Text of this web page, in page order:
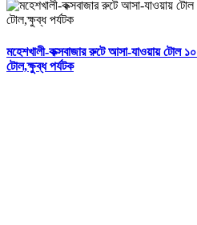
মহেশখালী-কক্সবাজার রুটে আসা-যাওয়ায় টোল
টোল,ক্ষুব্ধ পর্যটক